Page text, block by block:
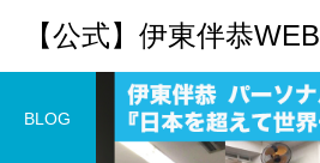
【公式】伊東伴恭WEB
BLOG